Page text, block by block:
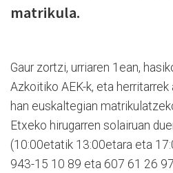
matrikula.
Gaur zortzi, urriaren 1ean,
Azkoitiko AEK-k, eta
han euskaltegian
Etxeko hirugarren solairuan
(10:00etatik 13:00etara eta
943-15 10 89 eta 607 61 26